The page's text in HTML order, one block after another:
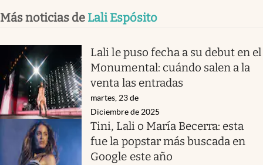
Más noticias de Lali Espósito
Lali le puso fecha a su debut en el
Monumental: cuándo salen a la
venta las entradas
martes, 23 de
Diciembre de 2025
Tini, Lali o María Becerra: esta
fue la popstar más buscada en
Google este año